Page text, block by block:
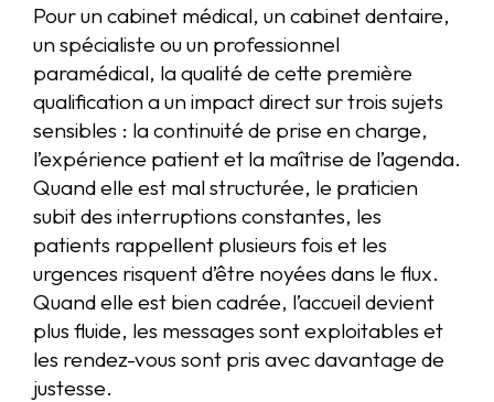
Pour un cabinet médical, un cabinet dentaire,
un spécialiste ou un professionnel
paramédical, la qualité de cette première
qualification a un impact direct sur trois sujets
sensibles : la continuité de prise en charge,
l’expérience patient et la maîtrise de l’agenda.
Quand elle est mal structurée, le praticien
subit des interruptions constantes, les
patients rappellent plusieurs fois et les
urgences risquent d’être noyées dans le flux.
Quand elle est bien cadrée, l’accueil devient
plus fluide, les messages sont exploitables et
les rendez-vous sont pris avec davantage de
justesse.